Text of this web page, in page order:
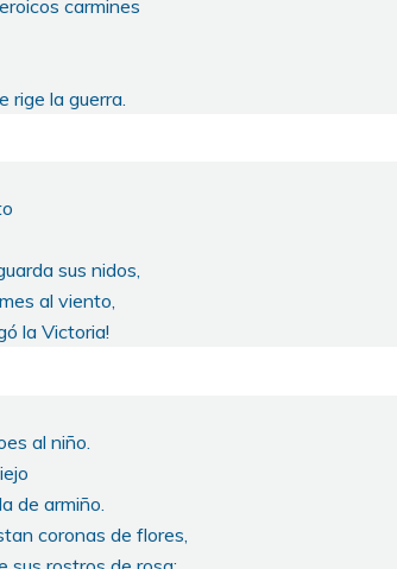
carmines
rige la guerra.
sus nidos,
al viento,
la Victoria!
al niño.
de armiño.
coronas de flores,